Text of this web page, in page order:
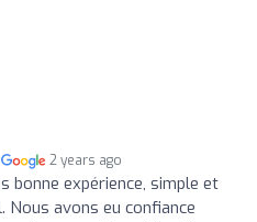
2 years ago
bonne expérience, simple et
Nous avons eu confiance